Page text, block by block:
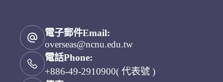
電子郵件Email:
overseas@ncnu.edu.tw
電話Phone:
+886-49-2910900( 代表號 )